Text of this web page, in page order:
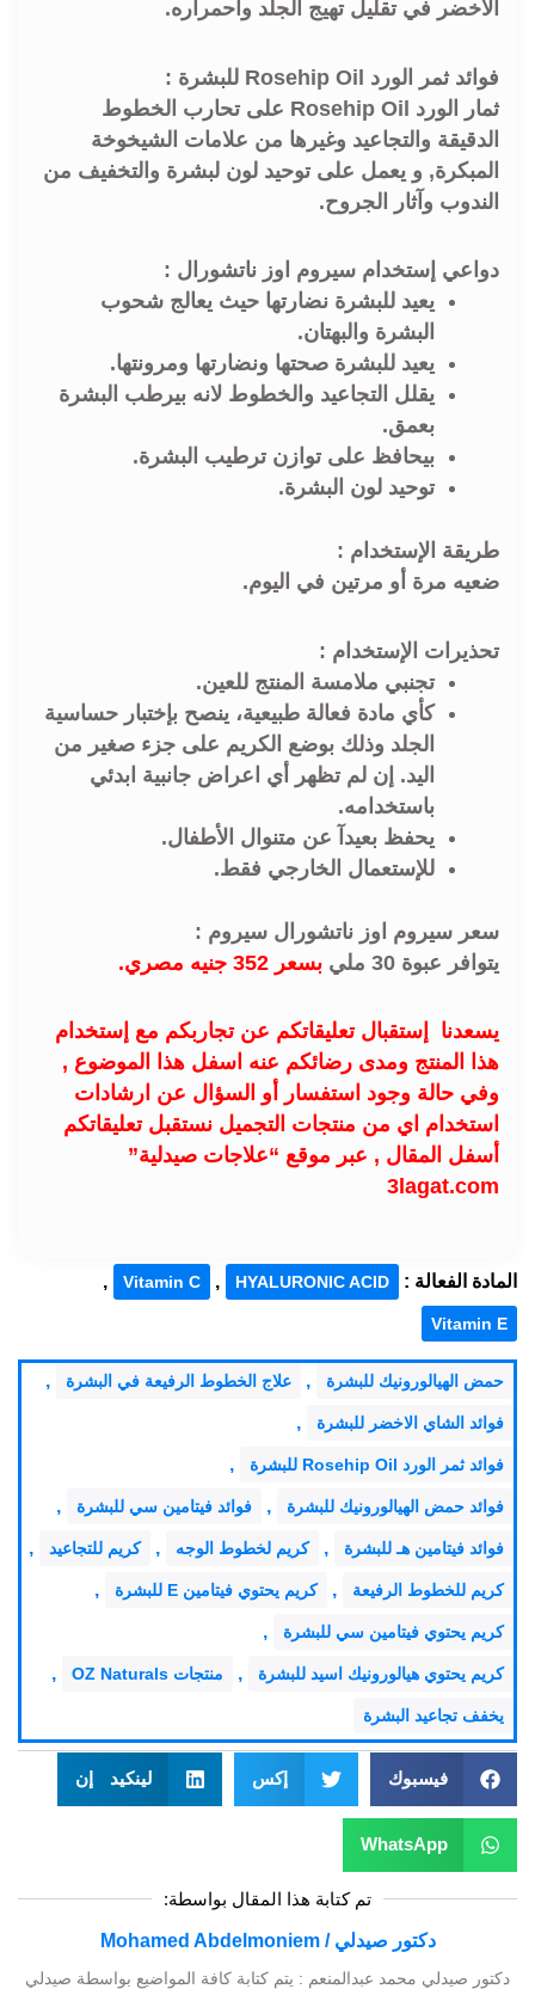
الأخضر في تقليل تهيج الجلد واحمراره.
فوائد ثمر الورد Rosehip Oil للبشرة :
ثمار الورد Rosehip Oil على تحارب الخطوط
الدقيقة والتجاعيد وغيرها من علامات الشيخوخة
المبكرة, و يعمل على توحيد لون لبشرة والتخفيف من
الندوب وآثار الجروح.
دواعي إستخدام سيروم اوز ناتشورال :
يعيد للبشرة نضارتها حيث يعالج شحوب
البشرة والبهتان.
يعيد للبشرة صحتها ونضارتها ومرونتها.
يقلل التجاعيد والخطوط لانه بيرطب البشرة
بعمق.
بيحافظ على توازن ترطيب البشرة.
توحيد لون البشرة.
طريقة الإستخدام :
ضعيه مرة أو مرتين في اليوم.
تحذيرات الإستخدام :
تجنبي ملامسة المنتج للعين.
كأي مادة فعالة طبيعية، ينصح بإختبار حساسية
الجلد وذلك بوضع الكريم على جزء صغير من
اليد. إن لم تظهر أي اعراض جانبية ابدئي
باستخدامه.
يحفظ بعيدآ عن متنوال الأطفال.
للإستعمال الخارجي فقط.
سعر سيروم اوز ناتشورال سيروم :
يتوافر عبوة 30 ملي
بسعر 352 جنيه مصري.
يسعدنا إستقبال تعليقاتكم عن تجاربكم مع إستخدام
هذا المنتج ومدى رضائكم عنه اسفل هذا الموضوع ,
وفي حالة وجود استفسار أو السؤال عن ارشادات
استخدام اي من منتجات التجميل نستقبل تعليقاتكم
أسفل المقال , عبر موقع “علاجات صيدلية”
3lagat.com
المادة الفعالة : HYALURONIC ACID
,
Vitamin C
,
Vitamin E
حمض الهيالورونيك للبشرة , علاج الخطوط الرفيعة في البشرة ,
فوائد الشاي الاخضر للبشرة ,
فوائد ثمر الورد Rosehip Oil للبشرة ,
فوائد حمض الهيالورونيك للبشرة , فوائد فيتامين سي للبشرة ,
فوائد فيتامين هـ للبشرة , كريم لخطوط الوجه , كريم للتجاعيد ,
كريم للخطوط الرفيعة , كريم يحتوي فيتامين E للبشرة ,
كريم يحتوي فيتامين سي للبشرة ,
كريم يحتوي هيالورونيك اسيد للبشرة , منتجات OZ Naturals ,
يخفف تجاعيد البشرة
فيسبوك إكس لينكيد إن
WhatsApp
تم كتابة هذا المقال بواسطة:
دكتور صيدلي / Mohamed Abdelmoniem
دكتور صيدلي محمد عبدالمنعم : يتم كتابة كافة المواضيع بواسطة صيدلي